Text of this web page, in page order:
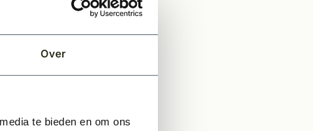
Over
te bieden en om ons